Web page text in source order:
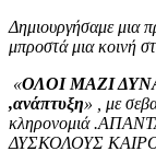
Δημιουργήσαμε μια
μπροστά μια κοινή
«ΟΛΟΙ ΜΑΖΙ
,ανάπτυξη» , με
κληρονομιά
ΔΥΣΚΟΛΟΥΣ